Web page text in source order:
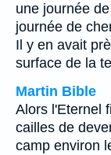
une journée
journée de
Il y en avait
surface de la
Martin Bible
Alors l'Eternel
cailles de
camp environ